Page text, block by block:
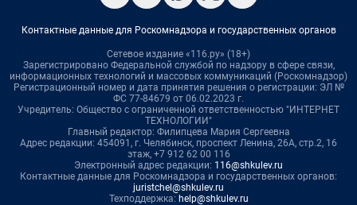
Контактные данные для Роскомнадзора и государственных органов
Сетевое издание «116.ру» (18+)
Зарегистрировано Федеральной службой по надзору в сфере связи,
информационных технологий и массовых коммуникаций (Роскомнадзор)
Регистрационный номер и дата принятия решения о регистрации: ЭЛ №
ФС 77-84679 от 06.02.2023 г.
Учредитель: Общество с ограниченной ответственностью "ИНТЕРНЕТ
ТЕХНОЛОГИИ"
Главный редактор: Филипцева Мария Сергеевна
Адрес редакции: 454091, г. Челябинск, проспект Ленина, 26А, стр.2, 16
этаж, +7 912 62 00 116
Электронный адрес редакции: 116@shkulev.ru
Контактные данные для Роскомнадзора и государственных органов:
juristchel@shkulev.ru
Техподдержка: help@shkulev.ru